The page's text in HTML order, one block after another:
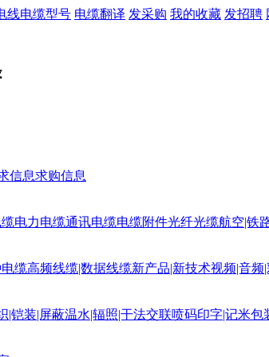
线电缆型号 电缆翻译 发采购 我的收藏 发招聘
信息求购信息
电力电缆通讯电缆电缆附件光纤光缆航空|铁
缆高频线缆|数据线缆新产品|新技术视频|音频
|铠装|屏蔽温水|辐照|干法交联喷码印字|记米包